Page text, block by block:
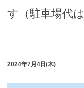
す（駐車場代
2024年7月4日(木)